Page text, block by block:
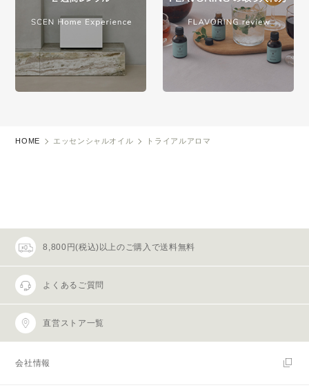
HOME エッセンシャルオイル トライアルアロマ
8,800円(税込)以上のご購入で送料無料
よくあるご質問
直営ストア一覧
会社情報